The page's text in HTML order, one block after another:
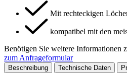
Mit rechteckigen
kompatibel mit den
Benötigen Sie weitere Informationen
zum Anfrageformular
Beschreibung Technische Daten